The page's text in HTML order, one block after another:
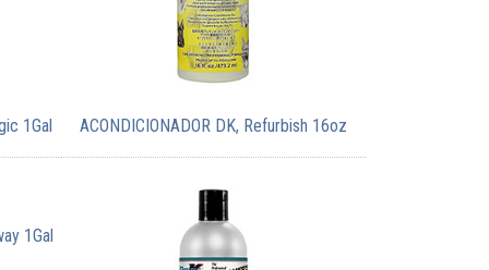
1Gal ACONDICIONADOR DK, Refurbish 16oz
1Gal